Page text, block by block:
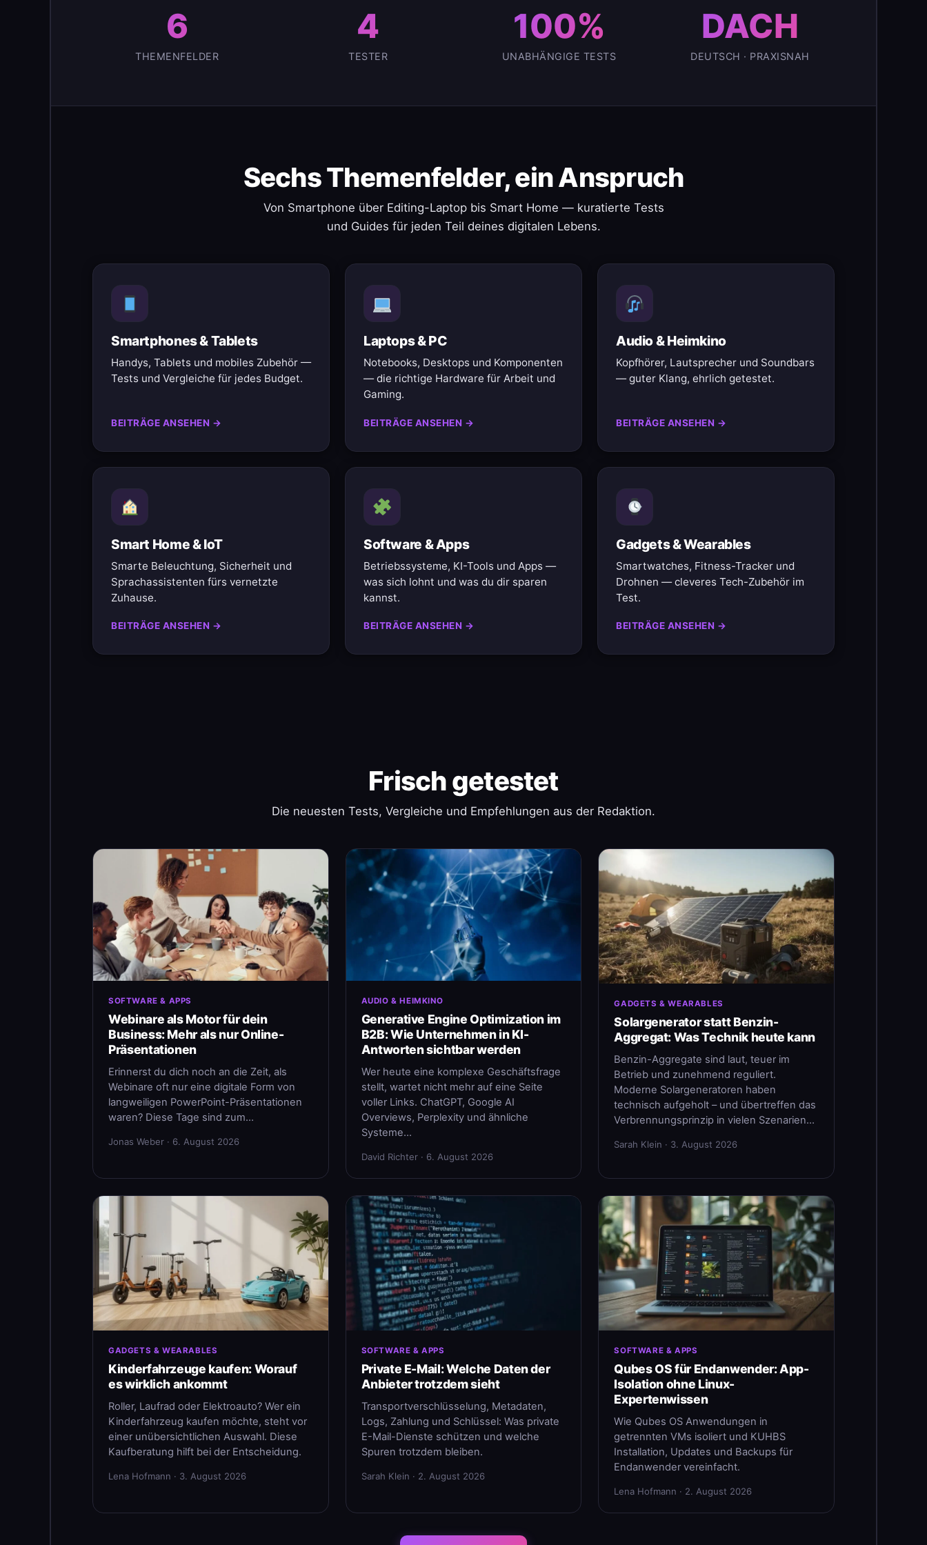
6
THEMENFELDER
4
TESTER
100%
UNABHÄNGIGE TESTS
DACH
DEUTSCH · PRAXISNAH
Sechs Themenfelder, ein Anspruch
Von Smartphone über Editing-Laptop bis Smart Home — kuratierte Tests
und Guides für jeden Teil deines digitalen Lebens.
Smartphones & Tablets
Handys, Tablets und mobiles Zubehör —
Tests und Vergleiche für jedes Budget.
BEITRÄGE ANSEHEN →
Laptops & PC
Notebooks, Desktops und Komponenten
— die richtige Hardware für Arbeit und
Gaming.
BEITRÄGE ANSEHEN →
Audio & Heimkino
Kopfhörer, Lautsprecher und Soundbars
— guter Klang, ehrlich getestet.
BEITRÄGE ANSEHEN →
Smart Home & IoT
Smarte Beleuchtung, Sicherheit und
Sprachassistenten fürs vernetzte
Zuhause.
BEITRÄGE ANSEHEN →
Software & Apps
Betriebssysteme, KI-Tools und Apps —
was sich lohnt und was du dir sparen
kannst.
BEITRÄGE ANSEHEN →
Gadgets & Wearables
Smartwatches, Fitness-Tracker und
Drohnen — cleveres Tech-Zubehör im
Test.
BEITRÄGE ANSEHEN →
Frisch getestet
Die neuesten Tests, Vergleiche und Empfehlungen aus der Redaktion.
SOFTWARE & APPS
Webinare als Motor für dein
Business: Mehr als nur Online-
Präsentationen
Erinnerst du dich noch an die Zeit, als
Webinare oft nur eine digitale Form von
langweiligen PowerPoint-Präsentationen
waren? Diese Tage sind zum…
Jonas Weber · 6. August 2026
AUDIO & HEIMKINO
Generative Engine Optimization im
B2B: Wie Unternehmen in KI-
Antworten sichtbar werden
Wer heute eine komplexe Geschäftsfrage
stellt, wartet nicht mehr auf eine Seite
voller Links. ChatGPT, Google AI
Overviews, Perplexity und ähnliche
Systeme…
David Richter · 6. August 2026
GADGETS & WEARABLES
Solargenerator statt Benzin-
Aggregat: Was Technik heute kann
Benzin-Aggregate sind laut, teuer im
Betrieb und zunehmend reguliert.
Moderne Solargeneratoren haben
technisch aufgeholt – und übertreffen das
Verbrennungsprinzip in vielen Szenarien…
Sarah Klein · 3. August 2026
GADGETS & WEARABLES
Kinderfahrzeuge kaufen: Worauf
es wirklich ankommt
Roller, Laufrad oder Elektroauto? Wer ein
Kinderfahrzeug kaufen möchte, steht vor
einer unübersichtlichen Auswahl. Diese
Kaufberatung hilft bei der Entscheidung.
Lena Hofmann · 3. August 2026
SOFTWARE & APPS
Private E-Mail: Welche Daten der
Anbieter trotzdem sieht
Transportverschlüsselung, Metadaten,
Logs, Zahlung und Schlüssel: Was private
E-Mail-Dienste schützen und welche
Spuren trotzdem bleiben.
Sarah Klein · 2. August 2026
SOFTWARE & APPS
Qubes OS für Endanwender: App-
Isolation ohne Linux-
Expertenwissen
Wie Qubes OS Anwendungen in
getrennten VMs isoliert und KUHBS
Installation, Updates und Backups für
Endanwender vereinfacht.
Lena Hofmann · 2. August 2026